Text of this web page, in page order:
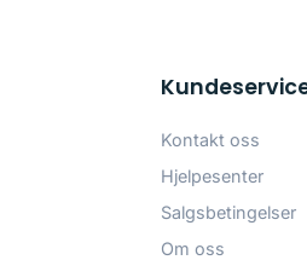
Kontakt oss
Hjelpesenter
Salgsbetingelser
Om oss